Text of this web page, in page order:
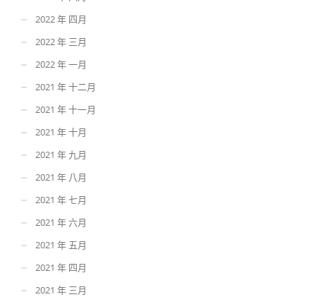
2022 年 四月
2022 年 三月
2022 年 一月
2021 年 十二月
2021 年 十一月
2021 年 十月
2021 年 九月
2021 年 八月
2021 年 七月
2021 年 六月
2021 年 五月
2021 年 四月
2021 年 三月